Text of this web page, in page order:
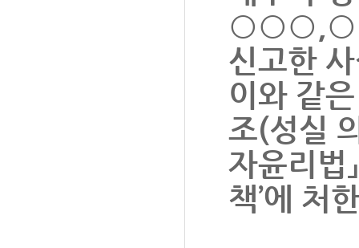
신고한
이와 같
조(성실
자윤리법
책’에 처